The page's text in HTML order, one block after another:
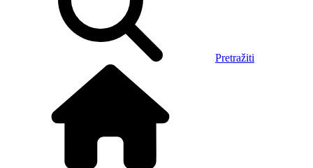
Pretražiti